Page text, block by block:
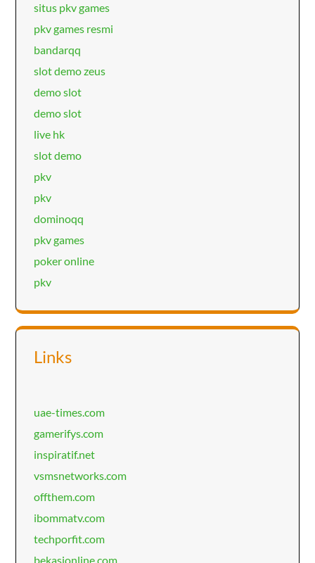
situs pkv games
pkv games resmi
bandarqq
slot demo zeus
demo slot
demo slot
live hk
slot demo
pkv
pkv
dominoqq
pkv games
poker online
pkv
Links
uae-times.com
gamerifys.com
inspiratif.net
vsmsnetworks.com
offthem.com
ibommatv.com
techporfit.com
bekasionline.com